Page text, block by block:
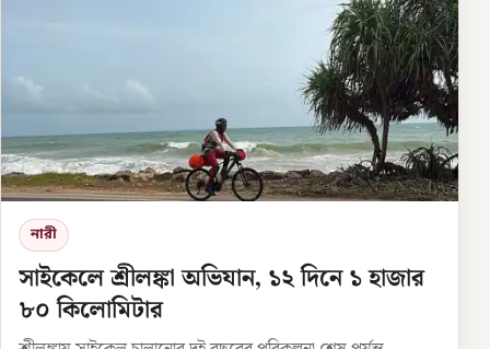
নারী
সাইকেলে শ্রীলঙ্কা অভিযান, ১২ দিনে ১ হাজার
৮০ কিলোমিটার